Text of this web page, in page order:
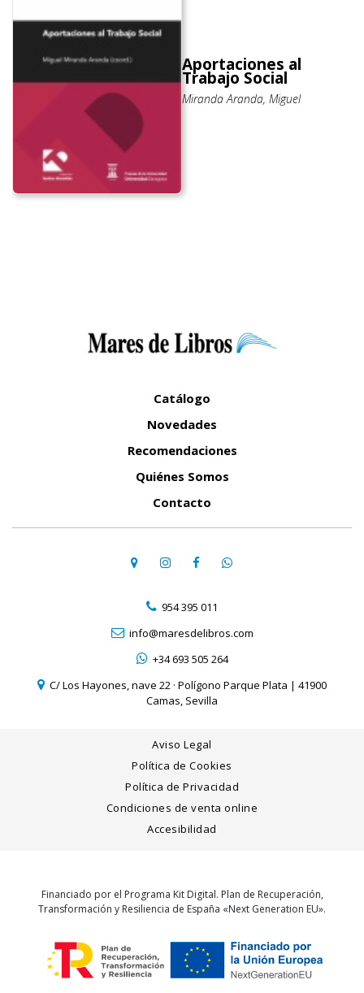
Aportaciones al
Trabajo Social
Miranda Aranda, Miguel
Catálogo
Novedades
Recomendaciones
Quiénes Somos
Contacto
954 395 011
info@maresdelibros.com
+34 693 505 264
C/ Los Hayones, nave 22 · Polígono Parque Plata | 41900
Camas, Sevilla
Aviso Legal
Política de Cookies
Política de Privacidad
Condiciones de venta online
Accesibilidad
Financiado por el Programa Kit Digital. Plan de Recuperación,
Transformación y Resiliencia de España «Next Generation EU».